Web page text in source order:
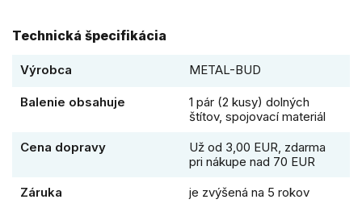
Technická špecifikácia
Výrobca METAL-BUD
Balenie obsahuje
1 pár (2 kusy) dolných
štítov, spojovací materiál
Cena dopravy
Už od 3,00 EUR, zdarma
pri nákupe nad 70 EUR
Záruka
je zvýšená na 5 rokov